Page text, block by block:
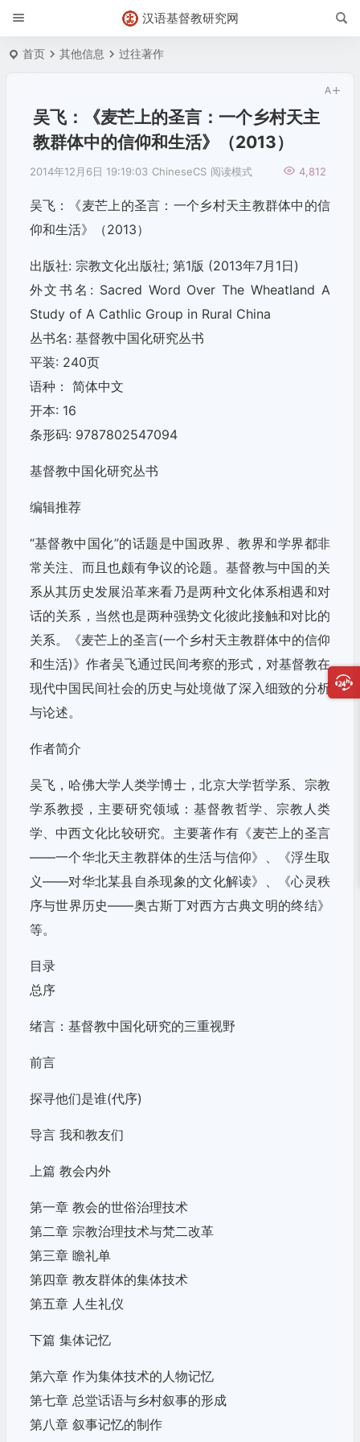
汉语基督教研究网
首页 其他信息 过往著作
吴飞：《麦芒上的圣言：一个乡村天主
教群体中的信仰和生活》（2013）
2014年12月6日 19:19:03 ChineseCS 4,812
阅读模式
吴飞：《麦芒上的圣言：一个乡村天主教群体中的信
仰和生活》（2013）
出版社: 宗教文化出版社; 第1版 (2013年7月1日)
外文书名: Sacred Word Over The Wheatland A
Study of A Cathlic Group in Rural China
丛书名: 基督教中国化研究丛书
平装: 240页
语种： 简体中文
开本: 16
条形码: 9787802547094
基督教中国化研究丛书
编辑推荐
“基督教中国化”的话题是中国政界、教界和学界都非
常关注、而且也颇有争议的论题。基督教与中国的关
系从其历史发展沿革来看乃是两种文化体系相遇和对
话的关系，当然也是两种强势文化彼此接触和对比的
关系。《麦芒上的圣言(一个乡村天主教群体中的信仰
和生活)》作者吴飞通过民间考察的形式，对基督教在
现代中国民间社会的历史与处境做了深入细致的分析
与论述。
作者简介
吴飞，哈佛大学人类学博士，北京大学哲学系、宗教
学系教授，主要研究领域：基督教哲学、宗教人类
学、中西文化比较研究。主要著作有《麦芒上的圣言
——一个华北天主教群体的生活与信仰》、《浮生取
义——对华北某县自杀现象的文化解读》、《心灵秩
序与世界历史——奥古斯丁对西方古典文明的终结》
等。
目录
总序
绪言：基督教中国化研究的三重视野
前言
探寻他们是谁(代序)
导言 我和教友们
上篇 教会内外
第一章 教会的世俗治理技术
第二章 宗教治理技术与梵二改革
第三章 瞻礼单
第四章 教友群体的集体技术
第五章 人生礼仪
下篇 集体记忆
第六章 作为集体技术的人物记忆
第七章 总堂话语与乡村叙事的形成
第八章 叙事记忆的制作